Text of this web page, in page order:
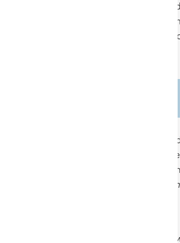
De godslastering is in strijd met
men aan God en zijn heilige
is. Het is op zichzelf een zware
waarin de naam van
zonder de bedoeling God te
van een gebrek aan eerbied
De naam van God is groot,